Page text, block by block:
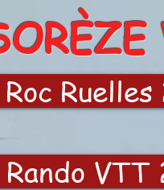
Rando VTT